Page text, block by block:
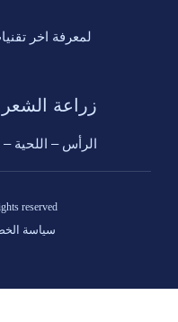
لمعرفة اخر
زراعة
الرأس – اللحية
reserved
سياسة